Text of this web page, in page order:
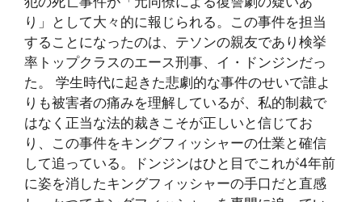
り」として大々的に報じられる。この事件を担当
することになったのは、テソンの親友であり検挙
率トップクラスのエース刑事、イ・ドンジンだっ
た。 学生時代に起きた悲劇的な事件のせいで誰よ
りも被害者の痛みを理解しているが、私的制裁で
はなく正当な法的裁きこそが正しいと信じてお
り、この事件をキングフィッシャーの仕業と確信
して追っている。ドンジンはひと目でこれが4年前
に姿を消したキングフィッシャーの手口だと直感